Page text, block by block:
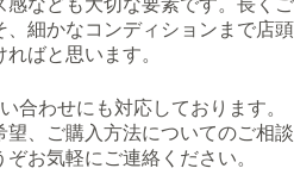
細かなコンディションまで店頭
ばと思います。
合わせにも対応しております。
、ご購入方法についてのご相談
お気軽にご連絡ください。